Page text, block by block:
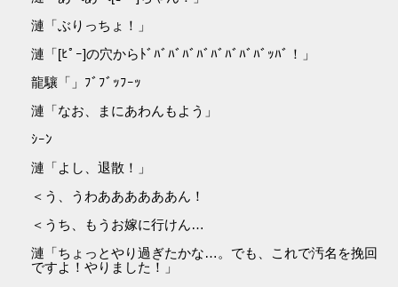
漣「ぶりっちょ！」
漣「[ﾋﾟｰ]の穴からﾄﾞﾊﾞﾊﾞﾊﾞﾊﾞﾊﾞﾊﾞﾊﾞﾊﾞｯﾊﾞ！」
龍驤「」ﾌﾞﾌﾞｯﾌｰｯ
漣「なお、まにあわんもよう」
ｼｰﾝ
漣「よし、退散！」
＜う、うわああああああん！
＜うち、もうお嫁に行けん…
漣「ちょっとやり過ぎたかな…。でも、これで汚名を挽回
ですよ！やりました！」